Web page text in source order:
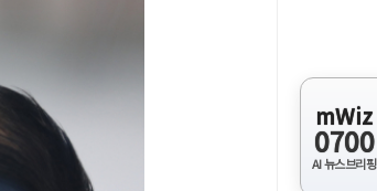
mWiz
0700
AI 뉴스브리핑